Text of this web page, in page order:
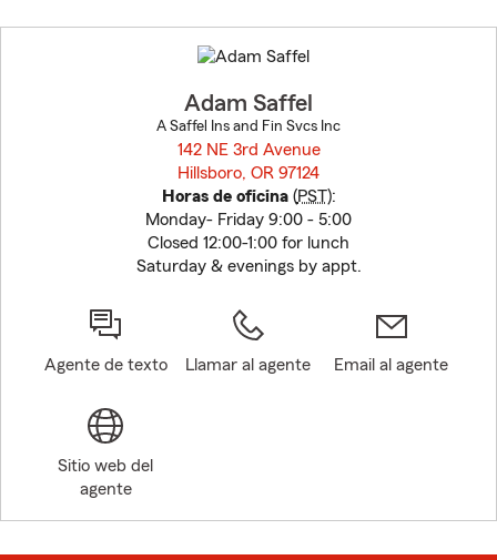
to
before
Adam Saffel
A Saffel Ins and Fin Svcs Inc
142 NE 3rd Avenue
Hillsboro, OR 97124
Horas de oficina(PST):
Monday- Friday 9:00 - 5:00
Closed 12:00-1:00 for lunch
Saturday & evenings by appt.
Agente de texto Llamar al agente Email al agente
Sitio web del
agente